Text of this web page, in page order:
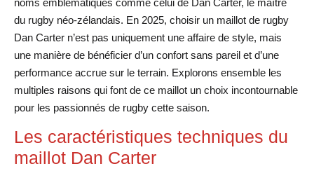
du rugby néo-zélandais. En 2025, choisir un maillot de rugby
Dan Carter n’est pas uniquement une affaire de style, mais
une manière de bénéficier d’un confort sans pareil et d’une
performance accrue sur le terrain. Explorons ensemble les
multiples raisons qui font de ce maillot un choix incontournable
pour les passionnés de rugby cette saison.
Les caractéristiques techniques du
maillot Dan Carter